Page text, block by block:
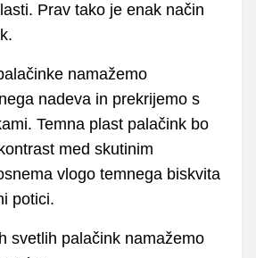
Prav tako je enak način
namažemo
nadeva in prekrijemo s
Temna plast palačink bo
med skutinim
vlogo temnega biskvita
potici.
svetlih palačink namažemo